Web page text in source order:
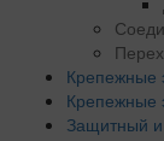
Крепежные
Крепежные
Защитный